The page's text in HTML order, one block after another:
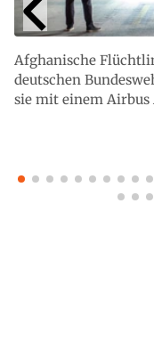
Afghanische
deutschen
sie mit einem Airbus